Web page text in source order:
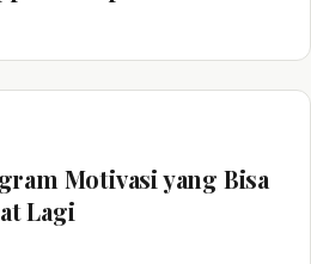
Motivasi yang Bisa
Lagi